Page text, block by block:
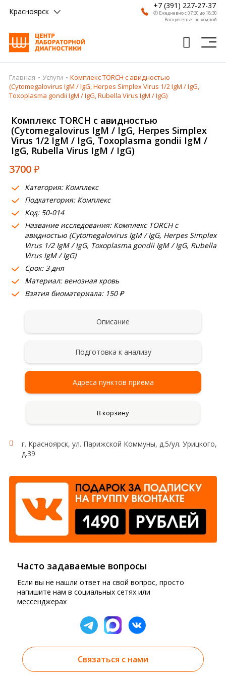
Красноярск
+7 (391) 227-27-37
🕗 Ежедневно с 07:30 до 18:30
Воскресенье: выходной
Главная
Анализы
Врачи
Получить результат
Пациентам
О компании
Где сдать
Партнерам
Главная Услуги
Комплекс TORCH с авидностью
(Cytomegalovirus IgM / IgG, Herpes Simplex Virus 1/2 IgM / IgG,
Toxoplasma gondii IgM / IgG, Rubella Virus IgM / IgG)
Комплекс TORCH с авидностью
(Cytomegalovirus IgM / IgG, Herpes Simplex
Virus 1/2 IgM / IgG, Toxoplasma gondii IgM /
IgG, Rubella Virus IgM / IgG)
3700₽
Категория: Комплекс
Подкатегория: Комплекс
Код: 50-014
Название исследования: Комплекс TORCH с
авидностью (Cytomegalovirus IgM / IgG, Herpes Simplex
Virus 1/2 IgM / IgG, Toxoplasma gondii IgM / IgG, Rubella
Virus IgM / IgG)
Срок: 3 дня
Материал: венозная кровь
Взятия биоматериала: 150 ₽
Описание
Подготовка к анализу
Адреса пунктов приема
В корзину
г. Красноярск, ул. Парижской Коммуны, д.5/ул. Урицкого,
д.39
Часто задаваемые вопросы
Если вы не нашли ответ на свой вопрос, просто
напишите нам в социальных сетях или
мессенджерах
Связаться с нами